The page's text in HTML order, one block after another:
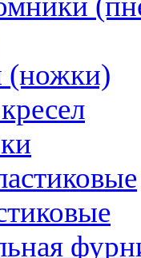
(ножки)